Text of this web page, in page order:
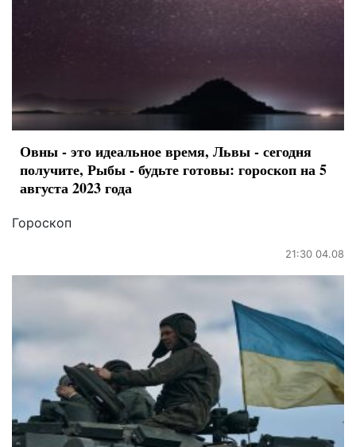
Овны - это идеальное время, Львы - сегодня
получите, Рыбы - будьте готовы: гороскоп на 5
августа 2023 года
Гороскоп
21:30 04.08